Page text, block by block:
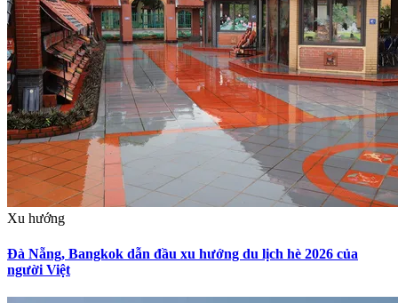
Xu hướng
Đà Nẵng, Bangkok dẫn đầu xu hướng du lịch hè 2026 của
người Việt